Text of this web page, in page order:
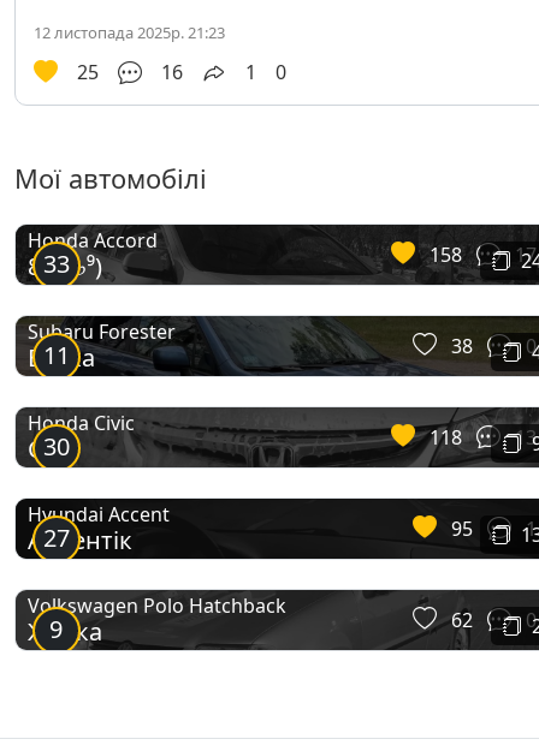
12 листопада 2025р. 21:23
25 16 1 0
Мої автомобілі
33
Honda Accord
8♭¹³(♭⁹) 158 17
11
Subaru Forester
Будка 38 0
30
Honda Civic
Сіві 118 13
27
Hyundai Accent
Акцентік 95 1
9
Volkswagen Polo Hatchback
Жабка 62 0